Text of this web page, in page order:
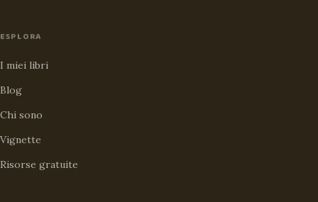
ESPLORA
I miei libri
Blog
Chi sono
Vignette
Risorse gratuite